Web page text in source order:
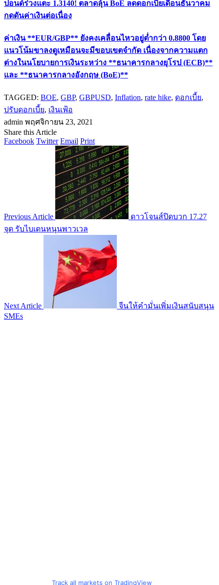
ปอนด์ร่วงแตะ 1.3140! ตลาดลุ้น BoE ลดดอกเบี้ยเดือนธันวาคม
กดดันค่าเงินต่อเนื่อง
ค่าเงิน **EUR/GBP** ยังคงเคลื่อนไหวอยู่ต่ำกว่า 0.8800 โดย
แนวโน้มขาลงดูเหมือนจะมีขอบเขตจำกัด เนื่องจากความแตก
ต่างในนโยบายการเงินระหว่าง **ธนาคารกลางยุโรป (ECB)**
และ **ธนาคารกลางอังกฤษ (BoE)**
TAGGED: BOE, GBP, GBPUSD, Inflation, rate hike, ดอกเบี้ย,
ปรับดอกเบี้ย, เงินเฟ้อ
admin พฤศจิกายน 23, 2021
Share this Article
Facebook Twitter Email Print
Previous Article
ดาวโจนส์ปิดบวก 17.27
จุด รับไบเดนหนุนพาวเวล
Next Article
จีนให้คำมั่นเพิ่มเงินสนับสนุน
SMEs
Track all markets on TradingView